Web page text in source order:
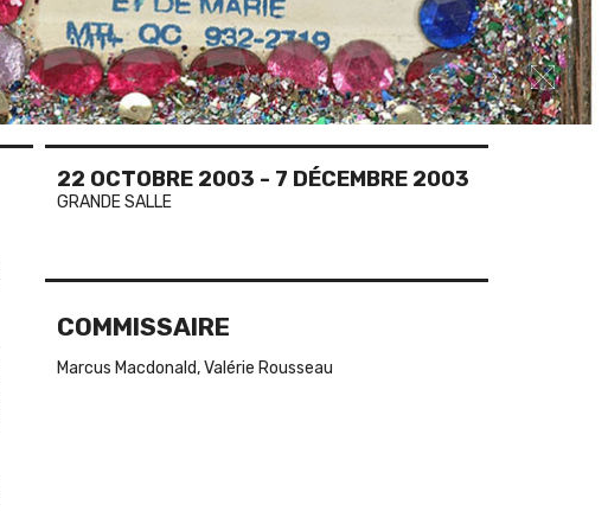
22 OCTOBRE 2003 - 7 DÉCEMBRE 2003
GRANDE SALLE
COMMISSAIRE
Marcus Macdonald, Valérie Rousseau